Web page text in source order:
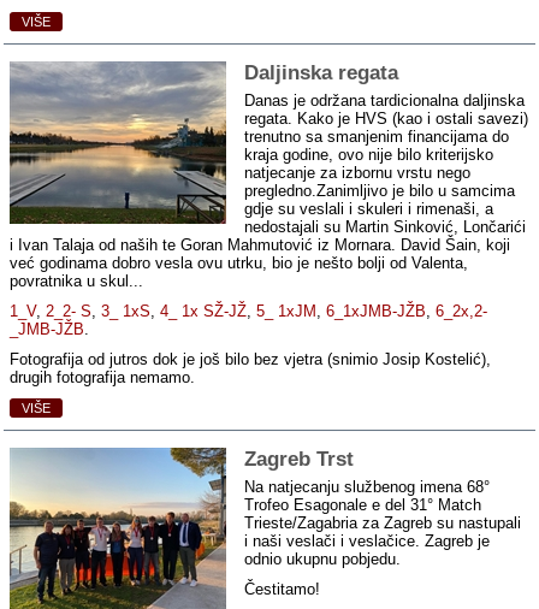
VIŠE
Daljinska regata
Danas je održana tardicionalna daljinska
regata. Kako je HVS (kao i ostali savezi)
trenutno sa smanjenim financijama do
kraja godine, ovo nije bilo kriterijsko
natjecanje za izbornu vrstu nego
pregledno.Zanimljivo je bilo u samcima
gdje su veslali i skuleri i rimenaši, a
nedostajali su Martin Sinković, Lončarići
i Ivan Talaja od naših te Goran Mahmutović iz Mornara. David Šain, koji
već godinama dobro vesla ovu utrku, bio je nešto bolji od Valenta,
povratnika u skul...
1_V,2_2- S,3_ 1xS,4_ 1x SŽ-JŽ,5_ 1xJM ,6_1xJMB-JŽB,6_2x,2-
_JMB-JŽB.
Fotografija od jutros dok je još bilo bez vjetra (snimio Josip Kostelić),
drugih fotografija nemamo.
VIŠE
Zagreb Trst
Na natjecanju službenog imena68°
Trofeo Esagonale e del 31° Match
Trieste/Zagabria za Zagreb su nastupali
i naši veslači i veslačice. Zagreb je
odnio ukupnu pobjedu.
Čestitamo!